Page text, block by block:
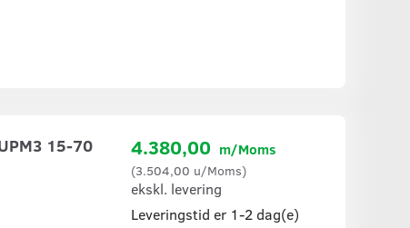
15-70
4.380,00 m/Moms
(3.504,00 u/Moms)
ekskl. levering
Leveringstid er 1-2 dag(e)